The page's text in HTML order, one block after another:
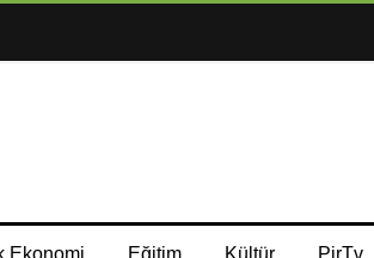
Ekonomi Eğitim Kültür PirTv